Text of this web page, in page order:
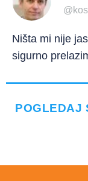
Ništa mi nije
sigurno
POGLEDAJ